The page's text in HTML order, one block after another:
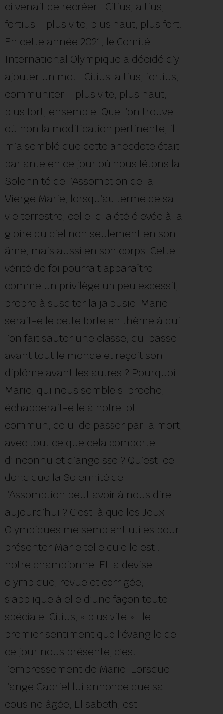
ci venait de recréer : Citius, altius,
fortius – plus vite, plus haut, plus fort.
En cette année 2021, le Comité
International Olympique a décidé d’y
ajouter un mot : Citius, altius, fortius,
communiter – plus vite, plus haut,
plus fort, ensemble. Que l’on trouve
où non la modification pertinente, il
m’a semblé que cette anecdote était
parlante en ce jour où nous fêtons la
Solennité de l’Assomption de la
Vierge Marie, lorsqu’au terme de sa
vie terrestre, celle-ci a été élevée à la
gloire du ciel non seulement en son
âme, mais aussi en son corps. Cette
vérité de foi pourrait apparaître
comme un privilège un peu excessif,
propre à susciter la jalousie. Marie
serait-elle cette forte en thème à qui
l’on fait sauter une classe, qui passe
avant tout le monde et reçoit son
diplôme avant les autres ? Pourquoi
Marie, qui nous semble si proche,
échapperait-elle à notre lot
commun, celui de passer par la mort,
avec tout ce que cela comporte
d’inconnu et d’angoisse ? Qu’est-ce
donc que la Solennité de
l’Assomption peut avoir à nous dire
aujourd’hui ? C’est là que les Jeux
Olympiques me semblent utiles pour
présenter Marie telle qu’elle est :
notre championne. Et la devise
olympique, revue et corrigée,
s’applique à elle d’une façon toute
spéciale. Citius, « plus vite » : le
premier sentiment que l’évangile de
ce jour nous présente, c’est
l’empressement de Marie. Lorsque
l’ange Gabriel lui annonce que sa
cousine âgée, Elisabeth, est